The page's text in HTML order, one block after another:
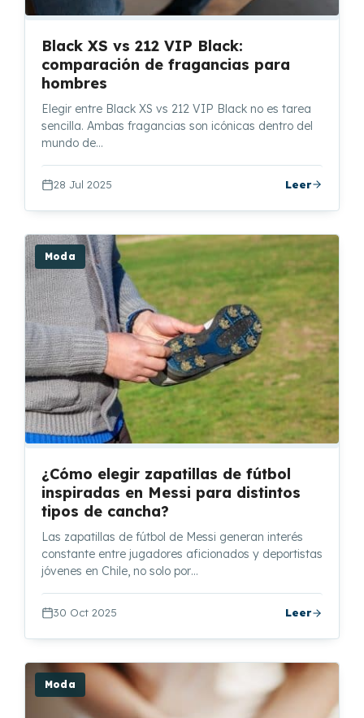
Black XS vs 212 VIP Black:
comparación de fragancias para
hombres
Elegir entre Black XS vs 212 VIP Black no es tarea
sencilla. Ambas fragancias son icónicas dentro del
mundo de…
28 Jul 2025 Leer
Moda
¿Cómo elegir zapatillas de fútbol
inspiradas en Messi para distintos
tipos de cancha?
Las zapatillas de fútbol de Messi generan interés
constante entre jugadores aficionados y deportistas
jóvenes en Chile, no solo por…
30 Oct 2025 Leer
Moda